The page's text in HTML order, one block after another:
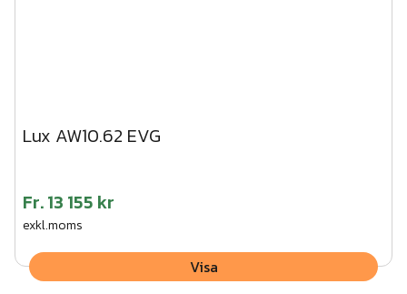
Lux AW10.62 EVG
Fr.13 155 kr
exkl.moms
Visa